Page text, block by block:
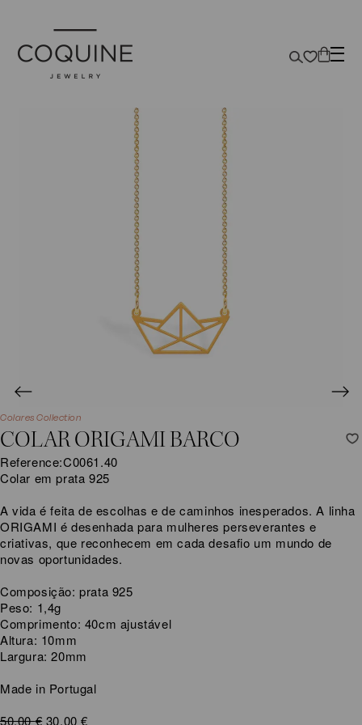
Colares Collection
COLAR ORIGAMI BARCO
Reference:C0061.40
Colar em prata 925
A vida é feita de escolhas e de caminhos inesperados. A linha
ORIGAMI é desenhada para mulheres perseverantes e
criativas, que reconhecem em cada desafio um mundo de
novas oportunidades.
Composição: prata 925
Peso: 1,4g
Comprimento: 40cm ajustável
Altura: 10mm
Largura: 20mm
Made in Portugal
50,00€ O
30,00€